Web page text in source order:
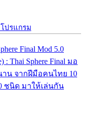
ปรแกรม
Final Mod 5.0
: Thai Sphere Final มอ
าน จากฝีมือคนไทย 10
ชนิด มาให้เล่นกัน